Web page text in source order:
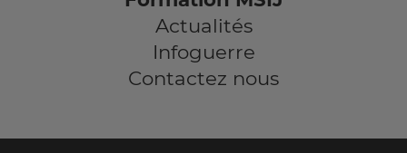
Actualités
Infoguerre
Contactez nous